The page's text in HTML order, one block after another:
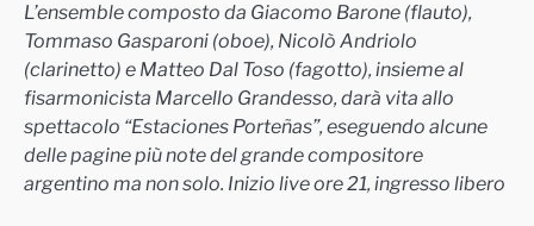
L’ensemble composto da Giacomo Barone (flauto),
Tommaso Gasparoni (oboe), Nicolò Andriolo
(clarinetto) e Matteo Dal Toso (fagotto), insieme al
fisarmonicista Marcello Grandesso, darà vita allo
spettacolo “Estaciones Porteñas”, eseguendo alcune
delle pagine più note del grande compositore
argentino ma non solo. Inizio live ore 21, ingresso libero